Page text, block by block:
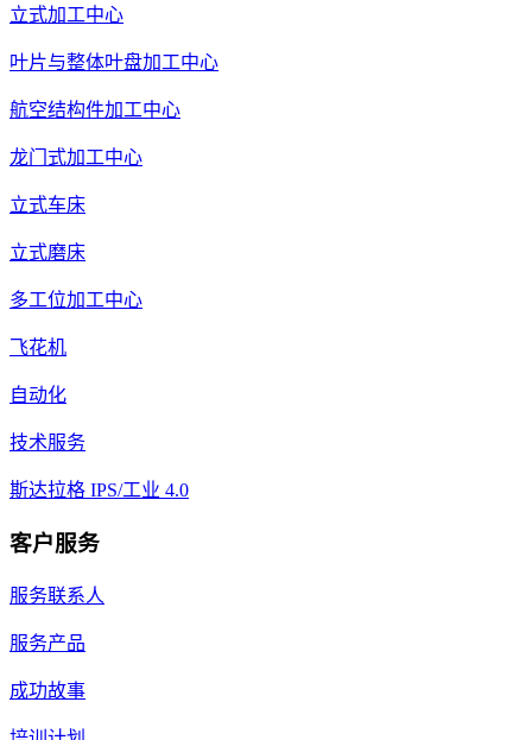
立式加工中心
叶片与整体叶盘加工中心
航空结构件加工中心
龙门式加工中心
立式车床
立式磨床
多工位加工中心
飞花机
自动化
技术服务
斯达拉格 IPS/工业 4.0
客户服务
服务联系人
服务产品
成功故事